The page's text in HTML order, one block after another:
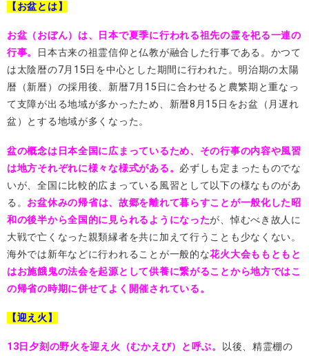
【お盆とは】
お盆（おぼん）は、日本で夏季に行われる祖先の霊を祀る一連の
行事。
日本古来の祖霊信仰と仏教が融合した行事である。かつて
は太陰暦の7月15日を中心とした期間に行われた。明治期の太陽
暦（新暦）の採用後、新暦7月15日に合わせると農繁期と重なっ
て支障が出る地域が多かったため、新暦8月15日をお盆（月遅れ
盆）とする地域が多くなった。
盆の概念は日本全国に広まっているため、その行事の内容や風習
は地方それぞれに様々な様式がある。 必ずしも定まったものでな
いが、全国に比較的広まっている風習として以下の様なものがあ
る。 お盆休みの帰省は、故郷を離れて暮らすことが一般化した昭
和の後半から全国的に見られるようになったが、悼むべき故人に
大戦で亡くなった親類縁者を共に加えて行うことも少なくない。
海外では新年などに行われることが一般的な花火大会ももともと
はお施餓鬼の法会を起源として供養に繋がることから地方ではこ
の帰省の時期に併せてよく開催されている。
【迎え火】
13日夕刻の野火を迎え火 （むかえび）と呼ぶ。
以後、精霊棚の